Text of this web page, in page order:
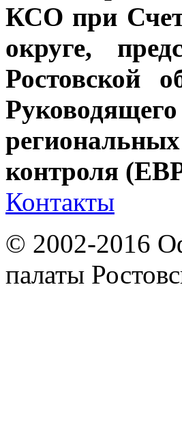
КСО при
округе,
Ростовской
контроля
Контакты
© 2002-2016
палаты